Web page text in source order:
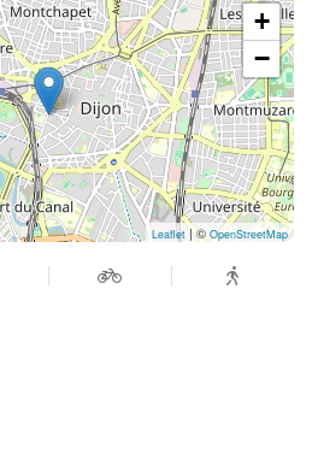
+
−
Leaflet| © OpenStreetMap